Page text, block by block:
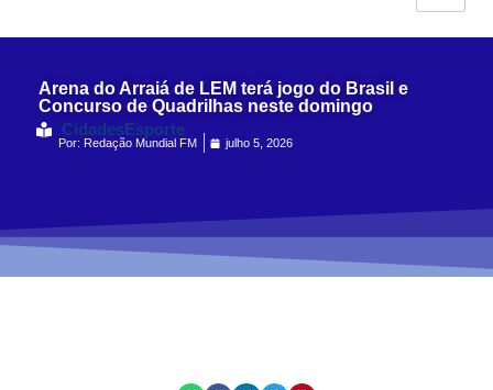
Arena do Arraiá de LEM terá jogo do Brasil e
Concurso de Quadrilhas neste domingo
CidadesEsporte
Por: Redação Mundial FM julho 5, 2026